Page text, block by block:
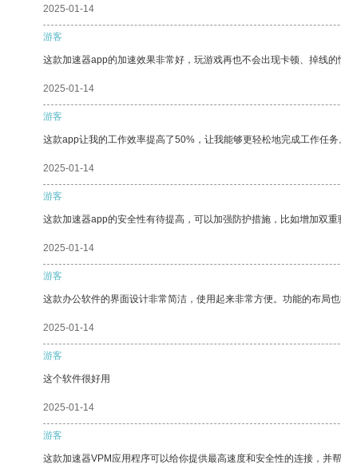
2025-01-14
游客
这款加速器app的加速效果非常好，玩游戏再也不会出现卡顿、掉线
2025-01-14
游客
这款app让我的工作效率提高了50%，让我能够更轻松地完成工作任
2025-01-14
游客
这款加速器app的安全性有待提高，可以加强防护措施，比如增加双重
2025-01-14
游客
这款办公软件的界面设计非常简洁，使用起来非常方便。功能的布局也
2025-01-14
游客
这个软件很好用
2025-01-14
游客
这款加速器VPM应用程序可以给你提供最高速度和安全性的连接，并